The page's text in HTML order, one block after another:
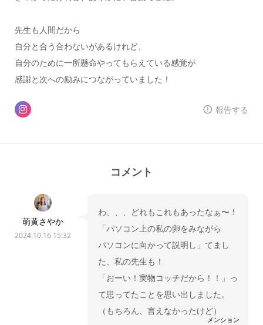
先生も人間だから
自分と合う合わないがあるけれど、
自分のために一所懸命やってもらえている感覚が
感謝と次への励みにつながっていました！
報告する
コメント
萌黄さやか
2024.10.16 15:32
メンション
わ、、、どれもこれもあったなぁ〜！
「パソコン上の私の卵をみながら
パソコンに向かって説明し」てまし
た、私の先生も！
「おーい！実物コッチだから！！」っ
て思ってたことを思い出しました。
（もちろん、言えなかったけど）